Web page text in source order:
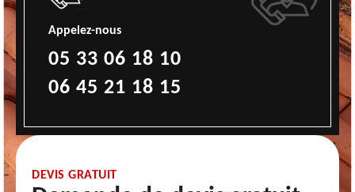
Appelez-nous
05 33 06 18 10
06 45 21 18 15
DEVIS GRATUIT